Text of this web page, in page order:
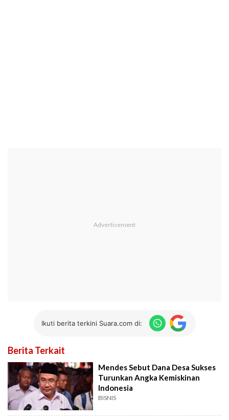
Ikuti berita terkini Suara.com di:
Berita Terkait
Mendes Sebut Dana Desa Sukses
Turunkan Angka Kemiskinan
Indonesia
BISNIS